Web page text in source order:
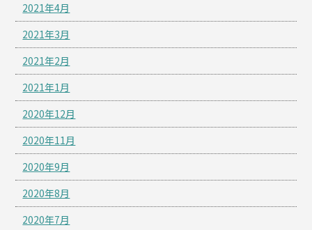
2021年4月
2021年3月
2021年2月
2021年1月
2020年12月
2020年11月
2020年9月
2020年8月
2020年7月